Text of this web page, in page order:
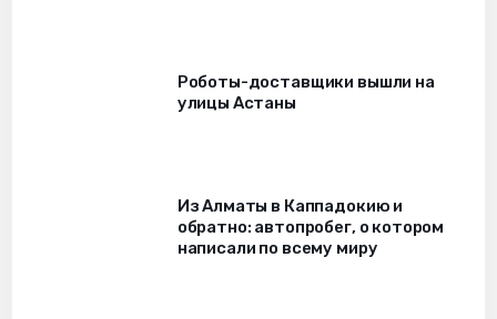
Роботы-доставщики вышли на
улицы Астаны
Из Алматы в Каппадокию и
обратно: автопробег, о котором
написали по всему миру